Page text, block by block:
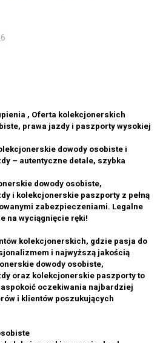
, Oferta kolekcjonerskich
prawa jazdy i paszporty wysokiej
dowody osobiste i
– autentyczne detale, szybka
dowody osobiste,
i kolekcjonerskie paszporty z pełną
zabezpieczeniami. Legalne
na wyciągnięcie ręki!
kolekcjonerskich, gdzie pasja do
i najwyższą jakością
dowody osobiste,
oraz kolekcjonerskie paszporty to
oczekiwania najbardziej
i klientów poszukujących